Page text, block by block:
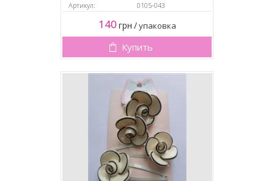
Артикул: 0105-043
140 грн /упаковка
Купить